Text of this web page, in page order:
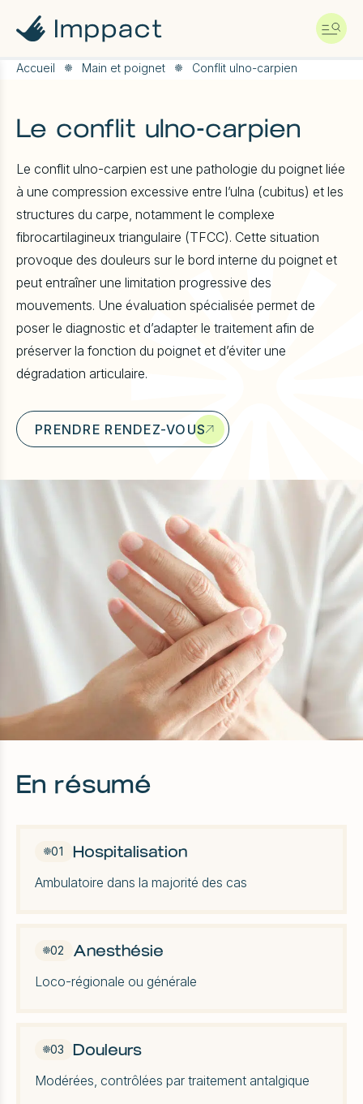
Accueil Main et poignet Conflit ulno-carpien
Le conflit ulno-carpien
Le conflit ulno-carpien est une pathologie du poignet liée
à une compression excessive entre l’ulna (cubitus) et les
structures du carpe, notamment le complexe
fibrocartilagineux triangulaire (TFCC). Cette situation
provoque des douleurs sur le bord interne du poignet et
peut entraîner une limitation progressive des
mouvements. Une évaluation spécialisée permet de
poser le diagnostic et d’adapter le traitement afin de
préserver la fonction du poignet et d’éviter une
dégradation articulaire.
PRENDRE RENDEZ-VOUS
En résumé
01 Hospitalisation
Ambulatoire dans la majorité des cas
02 Anesthésie
Loco-régionale ou générale
03 Douleurs
Modérées, contrôlées par traitement antalgique